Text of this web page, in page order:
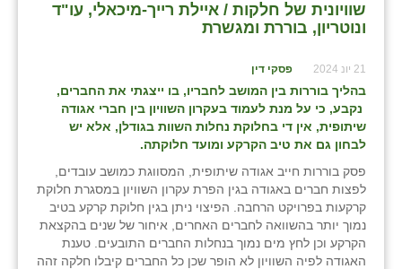
שוויונית של חלקות / איילת רייך-מיכאלי, עו"ד
ונוטריון, בוררת ומגשרת
21 יונ 2024 פסקי דין
בהליך בוררות בין המושב לחבריו, בו ייצגתי את החברים,
נקבע, כי על מנת לעמוד בעקרון השוויון בין חברי אגודה
שיתופית, אין די בחלוקת נחלות השוות בגודלן, אלא יש
לבחון גם את טיב הקרקע ומועד חלוקתה.
פסק בוררות חייב אגודה שיתופית, המסווגת כמושב עובדים,
לפצות חברים באגודה בגין הפרת עקרון השוויון במסגרת חלוקת
קרקעות בפרויקט הרחבה. הפיצוי ניתן בגין חלוקת קרקע בטיב
נמוך יותר בהשוואה לחברים האחרים, איחור של שנים בהקצאת
הקרקע וכן לחץ מים נמוך בנחלות החברים התובעים. טענת
האגודה לפיה השוויון לא הופר שכן כל החברים קיבלו חלקה זהה